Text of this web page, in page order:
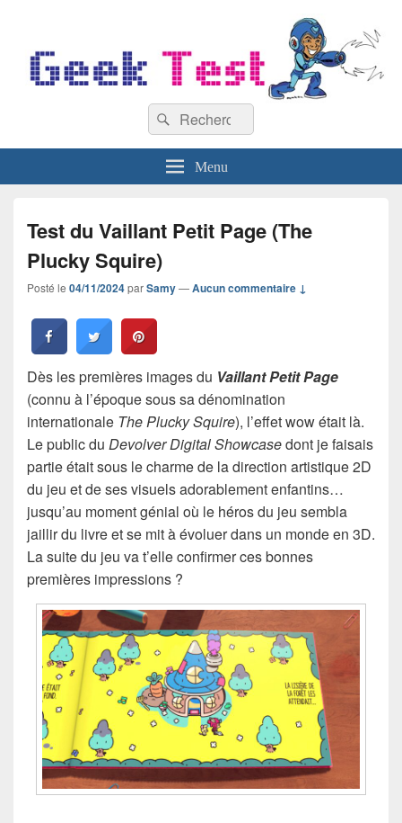
Recherche :
Rechercher
Menu
Test du Vaillant Petit Page (The
Plucky Squire)
Posté le 04/11/2024parSamy—Aucun commentaire ↓
Dès les premières images du Vaillant Petit Page
(connu à l’époque sous sa dénomination
internationale The Plucky Squire), l’effet wow était là.
Le public du Devolver Digital Showcasedont je faisais
partie était sous le charme de la direction artistique 2D
du jeu et de ses visuels adorablement enfantins…
jusqu’au moment génial où le héros du jeu sembla
jaillir du livre et se mit à évoluer dans un monde en 3D.
La suite du jeu va t’elle confirmer ces bonnes
premières impressions ?